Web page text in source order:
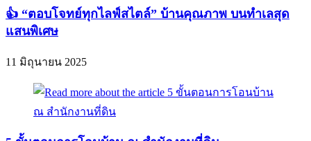
“ตอบโจทย์ทุกไลฟ์สไตล์” บ้านคุณภาพ บนทำเลสุด
แสนพิเศษ
11 มิถุนายน 2025